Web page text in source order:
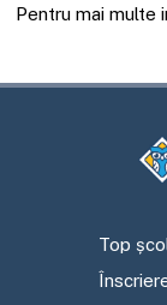
Pentru mai multe
Top